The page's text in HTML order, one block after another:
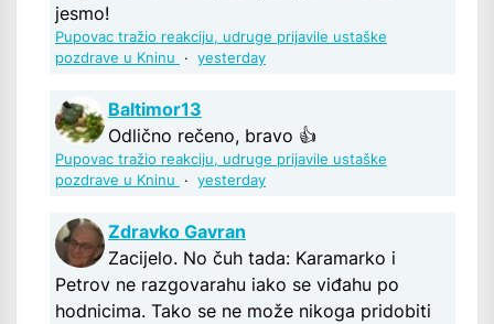
jesmo!
Pupovac tražio reakciju, udruge prijavile ustaške
pozdrave u Kninu
· yesterday
Baltimor13
Odlično rečeno, bravo 👍
Pupovac tražio reakciju, udruge prijavile ustaške
pozdrave u Kninu
· yesterday
Zdravko Gavran
Zacijelo. No čuh tada: Karamarko i
Petrov ne razgovarahu iako se viđahu po
hodnicima. Tako se ne može nikoga pridobiti